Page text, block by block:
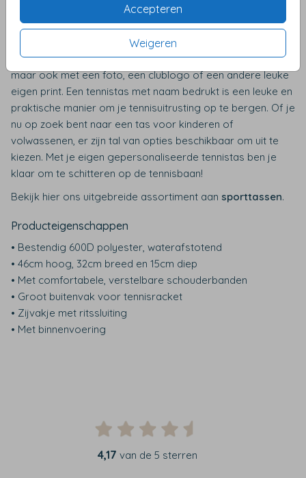
Accepteren
Weigeren
tennistas met naam kan ook een geweldig cadeau zijn voor
een jonge tennisser die net begint met de sport en zijn of
haar eigen uitrusting nog niet heeft. Deze leuke handige
tennistassen zijn met naam en afbeelding te bedrukken
maar ook met een foto, een clublogo of een andere leuke
eigen print. Een tennistas met naam bedrukt is een leuke en
praktische manier om je tennisuitrusting op te bergen. Of je
nu op zoek bent naar een tas voor kinderen of
volwassenen, er zijn tal van opties beschikbaar om uit te
kiezen. Met je eigen gepersonaliseerde tennistas ben je
klaar om te schitteren op de tennisbaan!
Bekijk hier ons uitgebreide assortiment aan sporttassen.
Producteigenschappen
• Bestendig 600D polyester, waterafstotend
• 46cm hoog, 32cm breed en 15cm diep
• Met comfortabele, verstelbare schouderbanden
• Groot buitenvak voor tennisracket
• Zijvakje met ritssluiting
• Met binnenvoering
4,17 van de 5 sterren